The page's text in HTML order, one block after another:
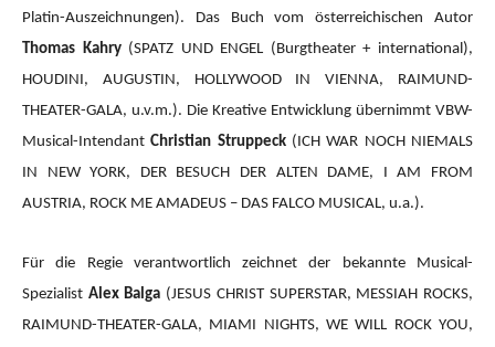
Platin-Auszeichnungen). Das Buch vom österreichischen Autor
Thomas Kahry(SPATZ UND ENGEL (Burgtheater + international),
HOUDINI, AUGUSTIN, HOLLYWOOD IN VIENNA, RAIMUND-
THEATER-GALA, u.v.m.). Die Kreative Entwicklung übernimmt VBW-
Musical-IntendantChristian Struppeck(ICH WAR NOCH NIEMALS
IN NEW YORK, DER BESUCH DER ALTEN DAME, I AM FROM
AUSTRIA, ROCK ME AMADEUS – DAS FALCO MUSICAL, u.a.).
Für die Regie verantwortlich zeichnet der bekannte Musical-
Spezialist Alex Balga (JESUS CHRIST SUPERSTAR, MESSIAH ROCKS,
RAIMUND-THEATER-GALA, MIAMI NIGHTS, WE WILL ROCK YOU,